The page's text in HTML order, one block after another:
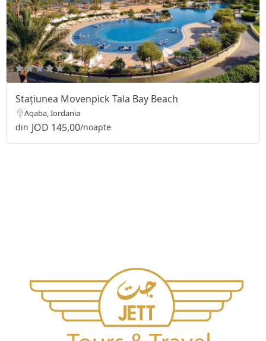
Stațiunea Movenpick Tala Bay Beach
Aqaba, Iordania
din JOD 145,00/noapte